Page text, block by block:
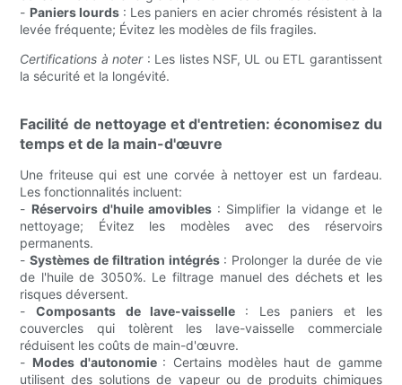
- Paniers lourds : Les paniers en acier chromés résistent à la
levée fréquente; Évitez les modèles de fils fragiles.
Certifications à noter : Les listes NSF, UL ou ETL garantissent
la sécurité et la longévité.
Facilité de nettoyage et d'entretien: économisez du
temps et de la main-d'œuvre
Une friteuse qui est une corvée à nettoyer est un fardeau.
Les fonctionnalités incluent:
- Réservoirs d'huile amovibles : Simplifier la vidange et le
nettoyage; Évitez les modèles avec des réservoirs
permanents.
-Systèmes de filtration intégrés : Prolonger la durée de vie
de l'huile de 3050%. Le filtrage manuel des déchets et les
risques déversent.
-Composants de lave-vaisselle : Les paniers et les
couvercles qui tolèrent les lave-vaisselle commerciale
réduisent les coûts de main-d'œuvre.
- Modes d'autonomie : Certains modèles haut de gamme
utilisent des solutions de vapeur ou de produits chimiques